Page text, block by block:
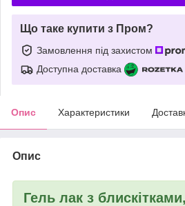
Що таке купити з Пром?
Замовлення під захистом
Доступна доставка
Опис Характеристики
Опис
Гель лак з